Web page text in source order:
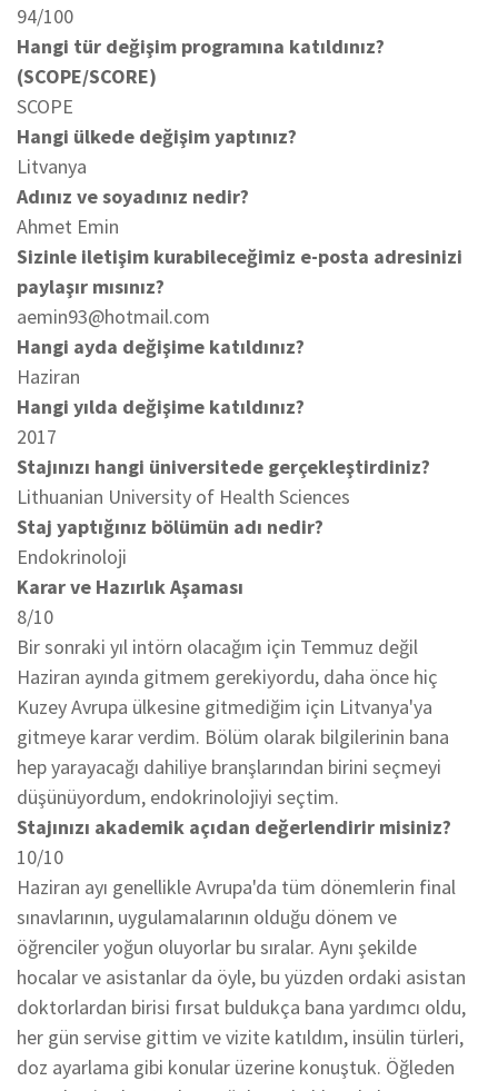
94/100
Hangi tür değişim programına katıldınız?
(SCOPE/SCORE)
SCOPE
Hangi ülkede değişim yaptınız?
Litvanya
Adınız ve soyadınız nedir?
Ahmet Emin
Sizinle iletişim kurabileceğimiz e-posta adresinizi
paylaşır mısınız?
aemin93@hotmail.com
Hangi ayda değişime katıldınız?
Haziran
Hangi yılda değişime katıldınız?
2017
Stajınızı hangi üniversitede gerçekleştirdiniz?
Lithuanian University of Health Sciences
Staj yaptığınız bölümün adı nedir?
Endokrinoloji
Karar ve Hazırlık Aşaması
8/10
Bir sonraki yıl intörn olacağım için Temmuz değil
Haziran ayında gitmem gerekiyordu, daha önce hiç
Kuzey Avrupa ülkesine gitmediğim için Litvanya'ya
gitmeye karar verdim. Bölüm olarak bilgilerinin bana
hep yarayacağı dahiliye branşlarından birini seçmeyi
düşünüyordum, endokrinolojiyi seçtim.
Stajınızı akademik açıdan değerlendirir misiniz?
10/10
Haziran ayı genellikle Avrupa'da tüm dönemlerin final
sınavlarının, uygulamalarının olduğu dönem ve
öğrenciler yoğun oluyorlar bu sıralar. Aynı şekilde
hocalar ve asistanlar da öyle, bu yüzden ordaki asistan
doktorlardan birisi fırsat buldukça bana yardımcı oldu,
her gün servise gittim ve vizite katıldım, insülin türleri,
doz ayarlama gibi konular üzerine konuştuk. Öğleden